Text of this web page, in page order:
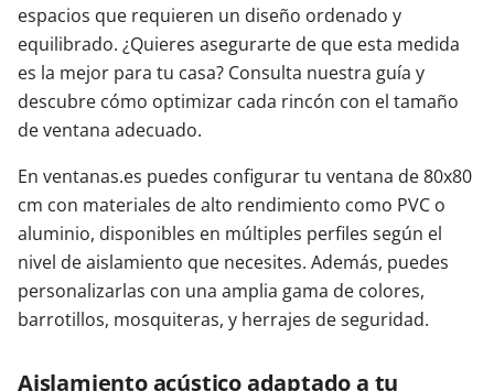
espacios que requieren un diseño ordenado y
equilibrado. ¿Quieres asegurarte de que esta medida
es la mejor para tu casa? Consulta nuestra guía y
descubre cómo optimizar cada rincón con el tamaño
de ventana adecuado.
En ventanas.es puedes configurar tu ventana de 80x80
cm con materiales de alto rendimiento como PVC o
aluminio, disponibles en múltiples perfiles según el
nivel de aislamiento que necesites. Además, puedes
personalizarlas con una amplia gama de colores,
barrotillos, mosquiteras, y herrajes de seguridad.
Aislamiento acústico adaptado a tu